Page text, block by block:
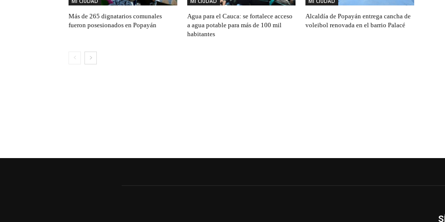
Más de 265 dignatarios comunales
fueron posesionados en Popayán
Agua para el Cauca: se fortalece acceso
a agua potable para más de 100 mil
habitantes
Alcaldía de Popayán entrega cancha de
voleibol renovada en el barrio Palacé